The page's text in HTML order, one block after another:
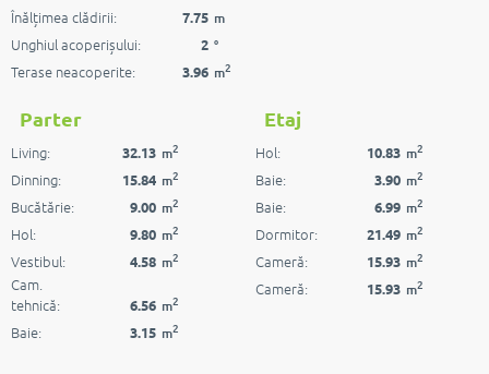
Înălțimea clădirii: 7.75 m
Unghiul acoperișului: 2 °
Terase neacoperite: 3.96 m2
Parter
Living: 32.13 m2
Dinning: 15.84 m2
Bucătărie: 9.00 m2
Hol: 9.80 m2
Vestibul: 4.58 m2
Cam.
tehnică:
6.56 m2
Baie: 3.15 m2
Etaj
Hol: 10.83 m2
Baie: 3.90 m2
Baie: 6.99 m2
Dormitor: 21.49 m2
Cameră: 15.93 m2
Cameră: 15.93 m2